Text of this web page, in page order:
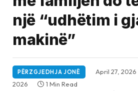
një “udhëtim i
makinë”
PËRZGJEDHJA JONË April 27, 2026
2026
1 Min Read